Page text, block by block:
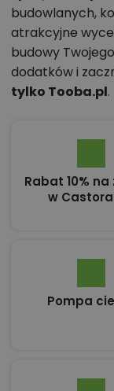
budowlanych,
atrakcyjne
budowy
dodatków i
tylko Tooba.pl.
Rabat 10%
w
Pompa